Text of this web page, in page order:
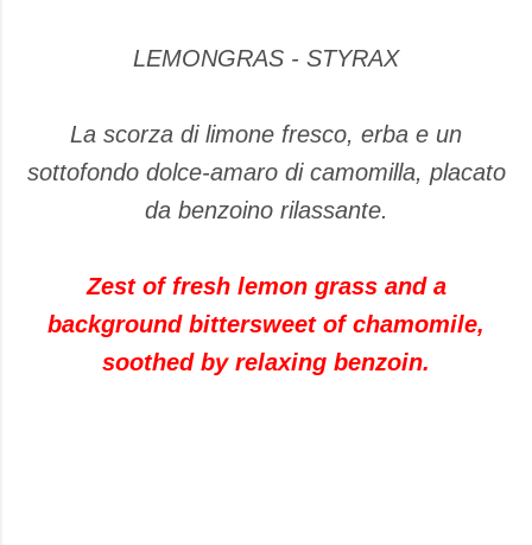
LEMONGRAS - STYRAX
La scorza di limone fresco, erba e un
sottofondo dolce-amaro di camomilla, placato
da benzoino rilassante.
Zest of fresh lemon grass and a
background bittersweet of chamomile,
soothed by relaxing benzoin.